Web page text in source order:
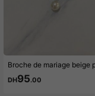
DH95.00